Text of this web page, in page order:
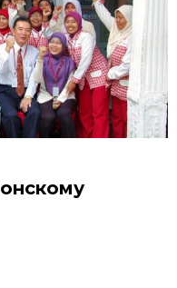
简体字
繁體字
Français